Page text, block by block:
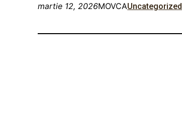
martie 12, 2026MOVCAUncategorized